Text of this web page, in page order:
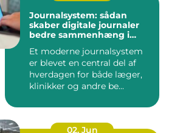
Journalsystem: sådan
skaber digitale journaler
bedre sammenhæng i
Et moderne journalsystem
er blevet en central del af
hverdagen for både læger,
klinikker og andre be...
02. Jun